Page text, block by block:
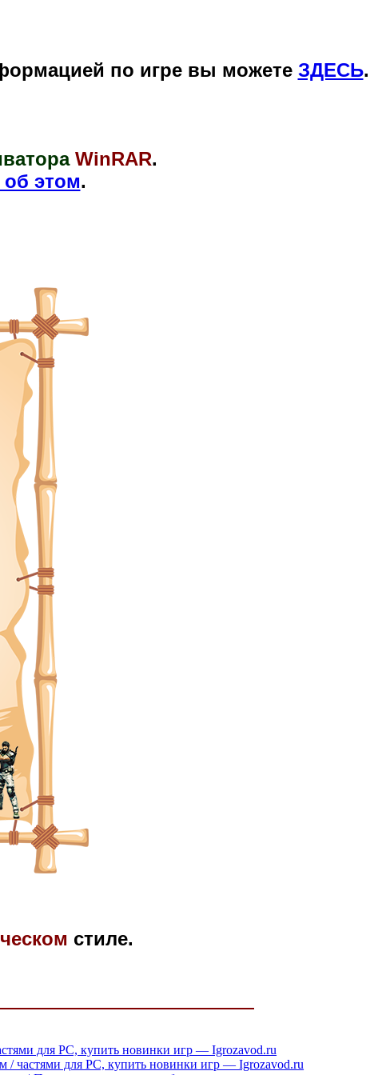
по игре вы можете ЗДЕСЬ.
WinRAR.
этом.
стиле.
для PC, купить новинки игр — Igrozavod.ru
/ частями для PC, купить новинки игр — Igrozavod.ru